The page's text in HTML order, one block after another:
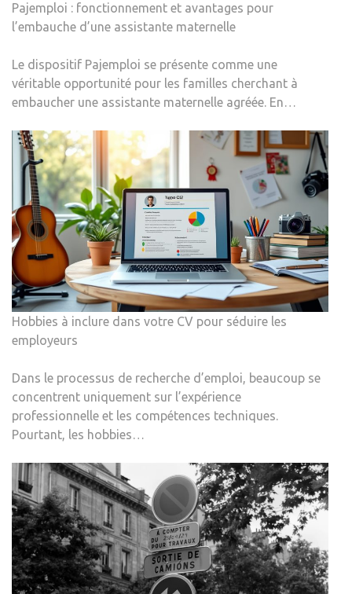
Pajemploi : fonctionnement et avantages pour
l’embauche d’une assistante maternelle
Le dispositif Pajemploi se présente comme une
véritable opportunité pour les familles cherchant à
embaucher une assistante maternelle agréée. En…
Hobbies à inclure dans votre CV pour séduire les
employeurs
Dans le processus de recherche d’emploi, beaucoup se
concentrent uniquement sur l’expérience
professionnelle et les compétences techniques.
Pourtant, les hobbies…